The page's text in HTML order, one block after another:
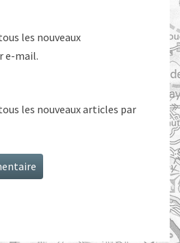
les nouveaux
e-mail.
les nouveaux articles par